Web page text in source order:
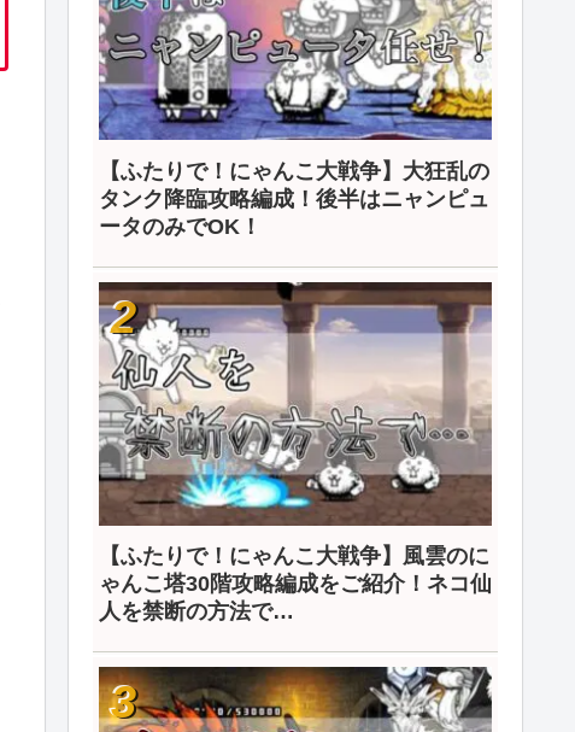
【ふたりで！にゃんこ大戦争】大狂乱の
タンク降臨攻略編成！後半はニャンピュ
ータのみでOK！
【ふたりで！にゃんこ大戦争】風雲のに
ゃんこ塔30階攻略編成をご紹介！ネコ仙
人を禁断の方法で…